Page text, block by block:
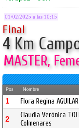
01/02/2025 a las 10:15
Final
4 Km
MASTER,
Pos Nombre
1 Flora Regina
2
Claudia Verónica
Colmenares